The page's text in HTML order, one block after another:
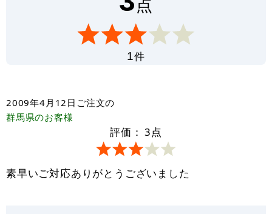
点
1件
2009年4月12日 ご注文の
群馬県のお客様
評価： 3点
素早いご対応ありがとうございました